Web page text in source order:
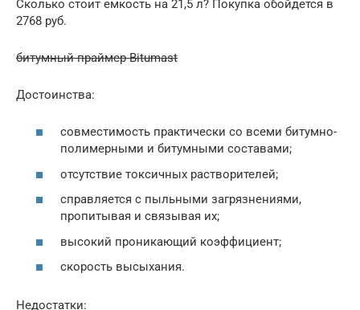
Сколько стоит емкость на 21,5 л? Покупка обойдется в
2768 руб.
битумный праймер Bitumast
Достоинства:
совместимость практически со всеми битумно-
полимерными и битумными составами;
отсутствие токсичных растворителей;
справляется с пыльными загрязнениями,
пропитывая и связывая их;
высокий проникающий коэффициент;
скорость высыхания.
Недостатки: